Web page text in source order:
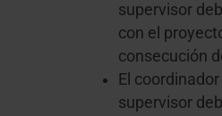
supervisor
con el
consecución
El coordinador
supervisor